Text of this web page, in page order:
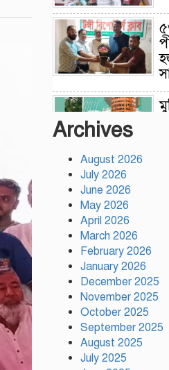
Archives
August 2026
July 2026
June 2026
May 2026
April 2026
March 2026
February 2026
January 2026
December 2025
November 2025
October 2025
September 2025
August 2025
July 2025